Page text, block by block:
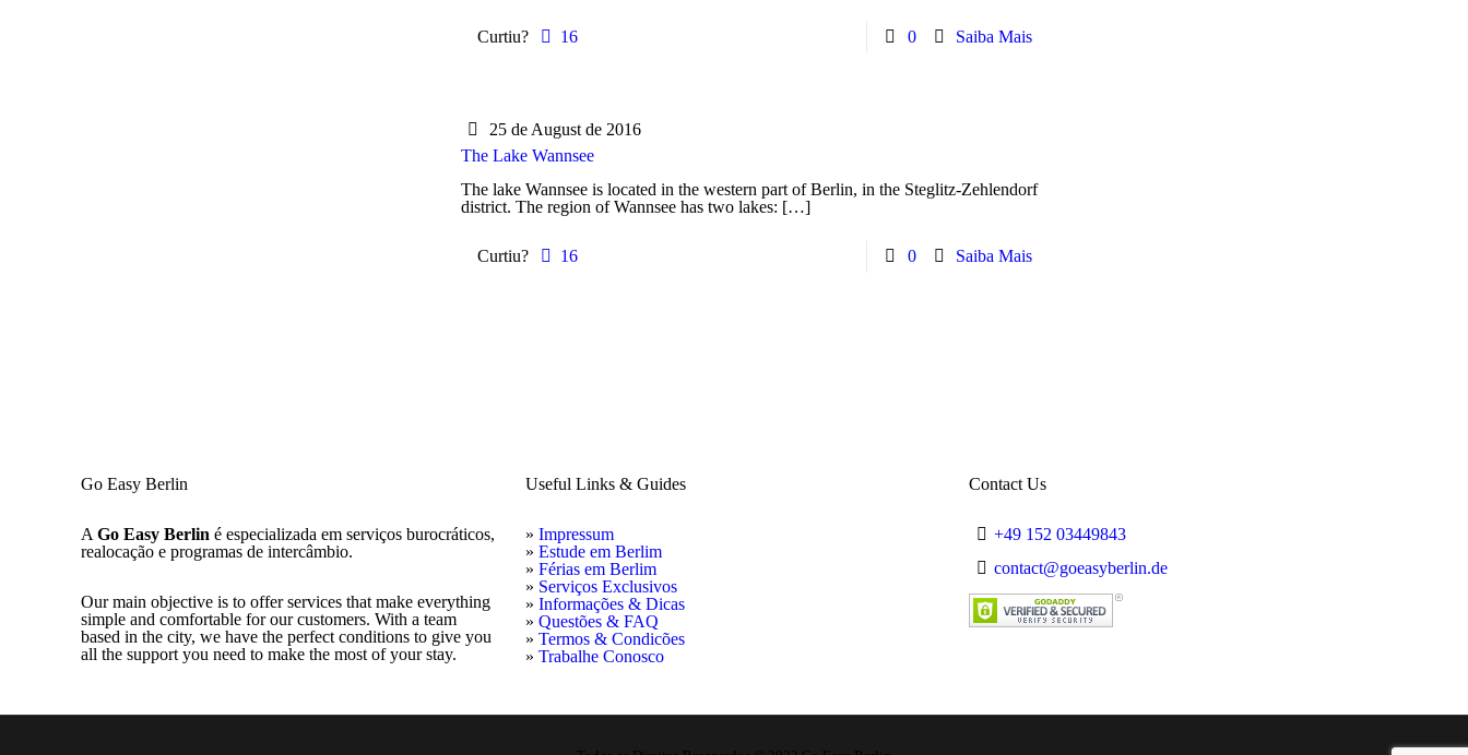
Curtiu? 16 0 Saiba Mais
25 de August de 2016
The Lake Wannsee
The lake Wannsee is located in the western part of Berlin, in the Steglitz-Zehlendorf
district. The region of Wannsee has two lakes: […]
Curtiu? 16 0 Saiba Mais
Go Easy Berlin
A Go Easy Berlin é especializada em serviços burocráticos,
realocação e programas de intercâmbio.
Our main objective is to offer services that make everything
simple and comfortable for our customers. With a team
based in the city, we have the perfect conditions to give you
all the support you need to make the most of your stay.
Useful Links & Guides
» Impressum
» Estude em Berlim
» Férias em Berlim
» Serviços Exclusivos
» Informações & Dicas
» Questões & FAQ
» Termos & Condicões
» Trabalhe Conosco
Contact Us
+49 152 03449843
contact@goeasyberlin.de